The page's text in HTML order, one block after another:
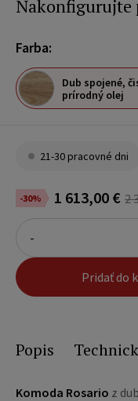
Nakonfigurujte
Farba:
Dub spojené,
prírodný olej
21-30 pracovné dni
-30% 1 613,00 € 2
-
Pridať do
Popis
Komoda Rosario z